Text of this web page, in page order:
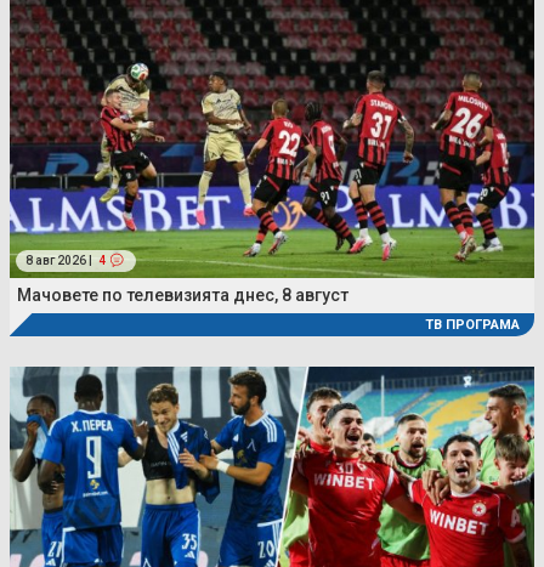
8 авг 2026 | 4
Мачовете по телевизията днес, 8 август
ТВ ПРОГРАМА